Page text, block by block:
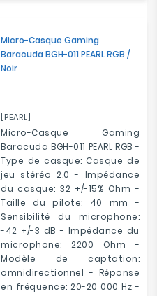
Micro-Casque Gaming
Baracuda BGH-011 PEARL RGB /
Noir
[PEARL]
Micro-Casque Gaming
Baracuda BGH-011 PEARL RGB -
Type de casque: Casque de
jeu stéréo 2.0 - Impédance
du casque: 32 +/-15% Ohm -
Taille du pilote: 40 mm -
Sensibilité du microphone:
-42 +/-3 dB - Impédance du
microphone: 2200 Ohm -
Modèle de captation:
omnidirectionnel - Réponse
en fréquence: 20-20 000 Hz -